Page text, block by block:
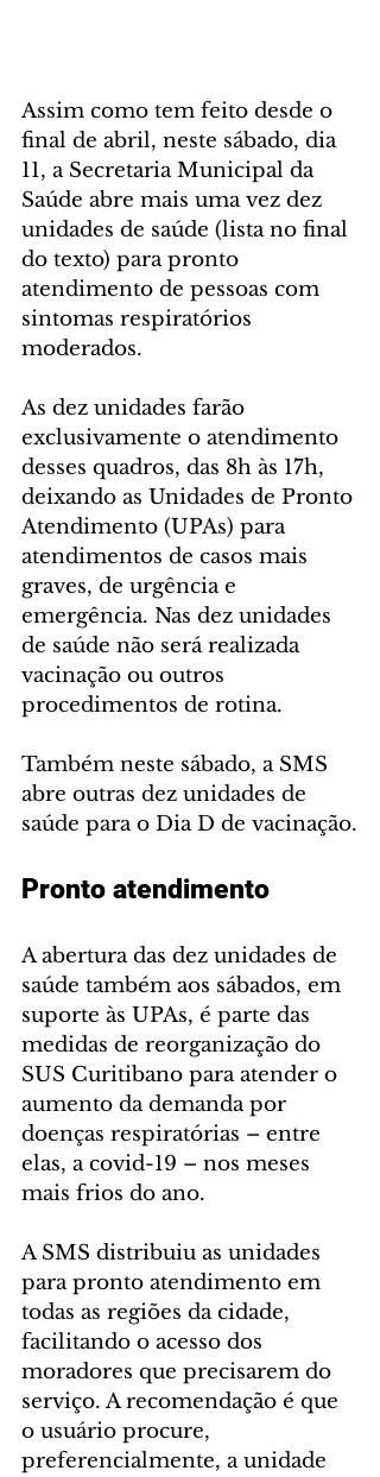
Assim como tem feito desde o
final de abril, neste sábado, dia
11, a Secretaria Municipal da
Saúde abre mais uma vez dez
unidades de saúde (lista no final
do texto) para pronto
atendimento de pessoas com
sintomas respiratórios
moderados.
As dez unidades farão
exclusivamente o atendimento
desses quadros, das 8h às 17h,
deixando as Unidades de Pronto
Atendimento (UPAs) para
atendimentos de casos mais
graves, de urgência e
emergência. Nas dez unidades
de saúde não será realizada
vacinação ou outros
procedimentos de rotina.
Também neste sábado, a SMS
abre outras dez unidades de
saúde para o Dia D de vacinação.
Pronto atendimento
A abertura das dez unidades de
saúde também aos sábados, em
suporte às UPAs, é parte das
medidas de reorganização do
SUS Curitibano para atender o
aumento da demanda por
doenças respiratórias – entre
elas, a covid-19 – nos meses
mais frios do ano.
A SMS distribuiu as unidades
para pronto atendimento em
todas as regiões da cidade,
facilitando o acesso dos
moradores que precisarem do
serviço. A recomendação é que
o usuário procure,
preferencialmente, a unidade